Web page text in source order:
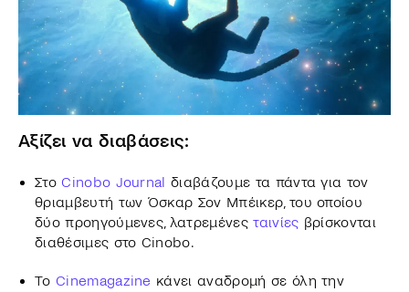
Αξίζει να διαβάσεις:
Στο Cinobo Journal διαβάζουμε τα πάντα για τον
θριαμβευτή των Όσκαρ Σον Μπέικερ, του οποίου
δύο προηγούμενες, λατρεμένεςταινίες βρίσκονται
διαθέσιμες στο Cinobo.
Το Cinemagazine κάνει αναδρομή σε όλη την